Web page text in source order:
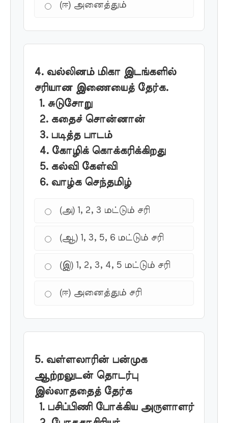
(ஈ) அனைத்தும்
4. வல்லினம் மிகா இடங்களில்
சரியான இணையைத் தேர்க.
1. சுடுசோறு
2. கதைச் சொன்னான்
3. படித்த பாடம்
4. கோழிக் கொக்கரிக்கிறது
5. கல்வி கேள்வி
6. வாழ்க செந்தமிழ்
(அ) 1, 2, 3 மட்டும் சரி
(ஆ) 1, 3, 5, 6 மட்டும் சரி
(இ) 1, 2, 3, 4, 5 மட்டும் சரி
(ஈ) அனைத்தும் சரி
5. வள்ளலாரின் பன்முக
ஆற்றலுடன் தொடர்பு
இல்லாததைத் தேர்க
1. பசிப்பிணி போக்கிய அருளாளர்